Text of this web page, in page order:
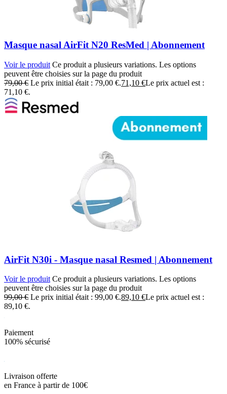
Masque nasal AirFit N20 ResMed | Abonnement
Voir le produit Ce produit a plusieurs variations. Les options
peuvent être choisies sur la page du produit
79,00€ Le prix initial était : 79,00 €.71,10 €Le prix actuel est :
71,10 €.
AirFit N30i - Masque nasal Resmed | Abonnement
Voir le produit Ce produit a plusieurs variations. Les options
peuvent être choisies sur la page du produit
99,00€ Le prix initial était : 99,00 €.89,10 €Le prix actuel est :
89,10 €.
Paiement
100% sécurisé
Livraison offerte
en France à partir de 100€